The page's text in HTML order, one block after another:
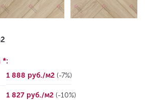
*:
1 888 руб./м2 (-7%)
1 827 руб./м2 (-10%)